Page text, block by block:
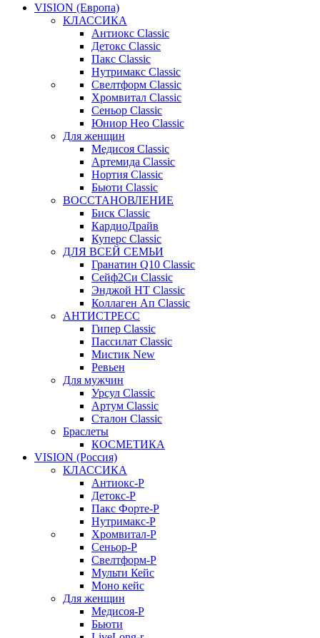
VISION (Европа)
КЛАССИКА
Антиокс Classic
Детокс Classic
Пакс Classic
Нутримакс Classic
Свелтформ Classic
Хромвитал Classic
Сеньор Classic
Юниор Нео Classic
Для женщин
Медисоя Classic
Артемида Classic
Нортия Classic
Бьюти Classic
ВОССТАНОВЛЕНИЕ
Биск Classic
КардиоДрайв
Куперс Classic
ДЛЯ ВСЕЙ СЕМЬИ
Гранатин Q10 Classic
Сейф2Си Classic
Энджой НТ Classic
Коллаген Ап Classic
АНТИСТРЕСС
Гипер Classic
Пассилат Classic
Мистик New
Ревьен
Для мужчин
Урсул Classic
Артум Classic
Сталон Classic
Браслеты
КОСМЕТИКА
VISION (Россия)
КЛАССИКА
Антиокс-Р
Детокс-Р
Пакс Форте-Р
Нутримакс-Р
Хромвитал-Р
Сеньор-Р
Свелтформ-Р
Мульти Кейс
Моно кейс
Для женщин
Медисоя-Р
Бьюти